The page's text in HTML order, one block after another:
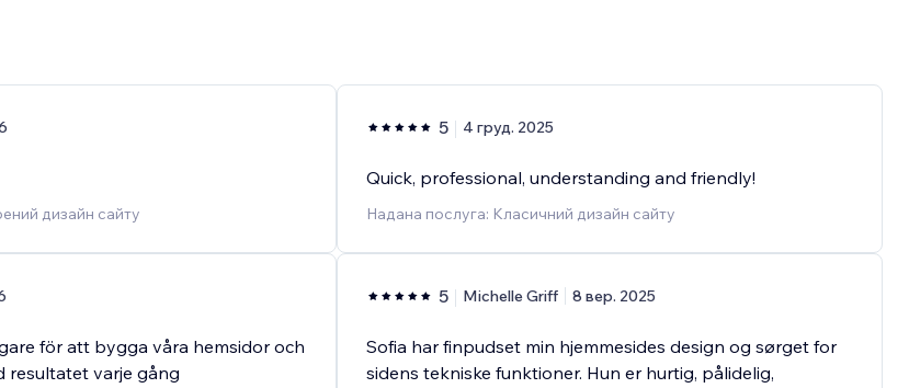
дизайн сайту
för att bygga våra hemsidor och
resultatet varje gång
5 4 груд. 2025
Quick, professional, understanding and friendly!
Надана послуга: Класичний дизайн сайту
5 Michelle Griff 8 вер. 2025
Sofia har finpudset min hjemmesides design og sørget for
sidens tekniske funktioner. Hun er hurtig, pålidelig,